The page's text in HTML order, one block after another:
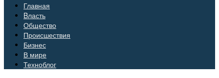
Главная
Bласть
Общество
Происшествия
Бизнес
В мире
Техноблог